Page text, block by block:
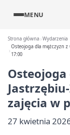
MENU
Strona główna Wydarzenia
Osteojoga dla mężczyzn
17:00
Osteojoga
zajęcia w
27 kwietnia